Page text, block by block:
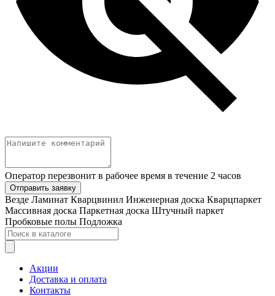
Оператор перезвонит в рабочее время в течение 2 часов
Отправить заявку
Везде Ламинат Кварцвинил Инженерная доска Кварцпаркет
Массивная доска Паркетная доска Штучный паркет
Пробковые полы Подложка
Акции
Доставка и оплата
Контакты